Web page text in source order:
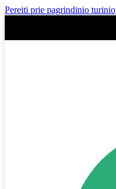
Pereiti prie pagrindinio turinio